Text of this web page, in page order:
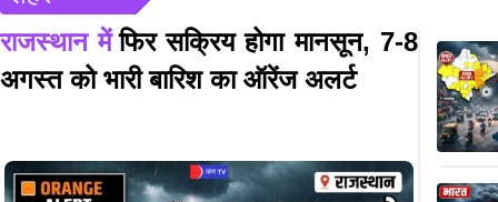
राजस्थान में फिर सक्रिय होगा मानसून, 7-8
अगस्त को भारी बारिश का ऑरेंज अलर्ट